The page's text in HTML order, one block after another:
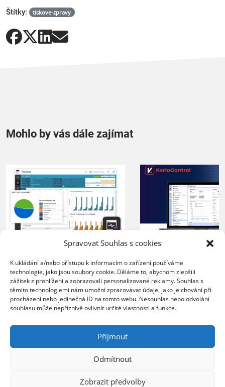
Spravovat Souhlas s cookies
K ukládání a/nebo přístupu k informacím o zařízení používáme
technologie, jako jsou soubory cookie. Děláme to, abychom zlepšili
zážitek z prohlížení a zobrazovali personalizované reklamy. Souhlas s
těmito technologiemi nám umožní zpracovávat údaje, jako je chování při
procházení nebo jedinečná ID na tomto webu. Nesouhlas nebo odvolání
souhlasu může nepříznivě ovlivnit určité vlastnosti a funkce.
Příjmout
Odmítnout
Zobrazit předvolby
Štítky: tiskove-zpravy
Mohlo by vás dále zajímat
společnost COMTEC
úspěšně řídí svůj růst
s řešením N-able N-
central
23.07.2026
rozšiřování IT personálu
XERTEC
Kerio Control
k zabezpečení
sítě
20.07.2026
Organizace
provozem, vyšší